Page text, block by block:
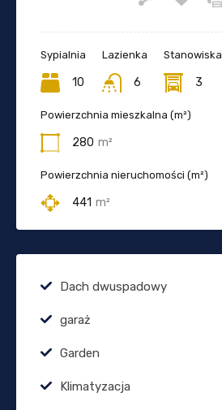
Sypialnia
10
Lazienka
6
Stanowiska
3
Powierzchnia mieszkalna (m²)
280 m²
Powierzchnia nieruchomości (m²)
441 m²
Dach dwuspadowy
garaż
Garden
Klimatyzacja